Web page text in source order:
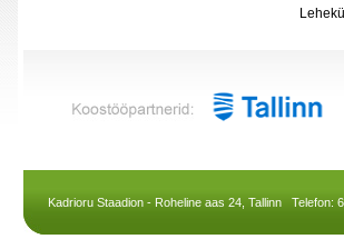
Kadrioru Staadion - Roheline aas 24, Tallinn Telefon: